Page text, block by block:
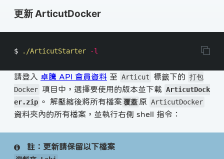
更新 ArticutDocker
$ ./ArticutStarter -l
請登入 卓騰 API 會員資料 至 Articut 標籤下的 打包
Docker 項目中，選擇要使用的版本並下載 ArticutDock
er.zip 。 解壓縮後將所有檔案 覆蓋 原 ArticutDocker
資料夾內的所有檔案，並執行右側 shell 指令：
註：更新請保留以下檔案